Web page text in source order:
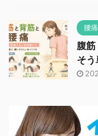
腰痛
腹
そ